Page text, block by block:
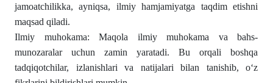
jamoatchilikka, ayniqsa, ilmiy hamjamiyatga taqdim etishni
maqsad qiladi.
Ilmiy muhokama: Maqola ilmiy muhokama va bahs-
munozaralar uchun zamin yaratadi. Bu orqali boshqa
tadqiqotchilar, izlanishlari va natijalari bilan tanishib, oʻz